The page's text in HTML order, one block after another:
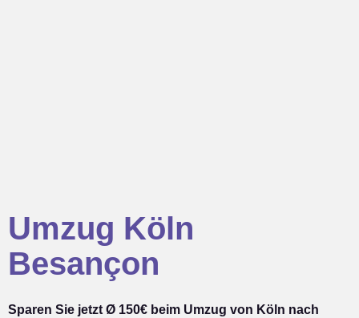
Umzug Köln
Besançon
Sparen Sie jetzt Ø 150€ beim Umzug von Köln nach